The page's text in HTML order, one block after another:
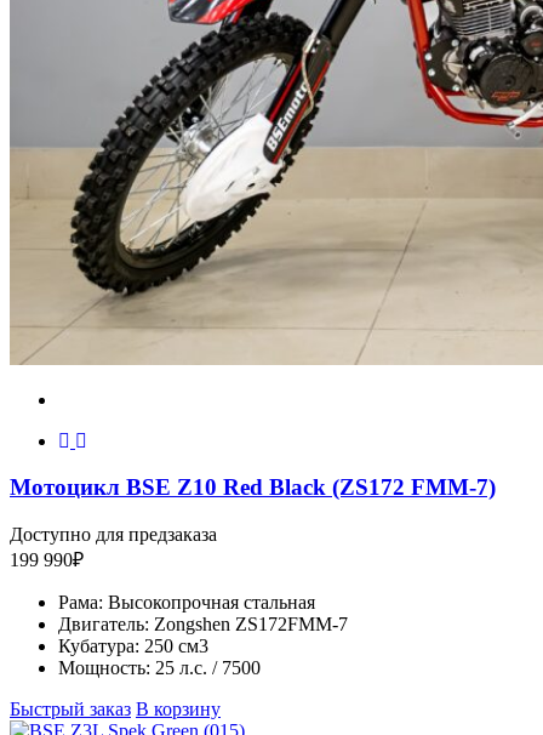
Мотоцикл BSE Z10 Red Black (ZS172 FMM-7)
Доступно для предзаказа
199 990₽
Рама: Высокопрочная стальная
Двигатель: Zongshen ZS172FMM-7
Кубатура: 250 см3
Мощность: 25 л.с. / 7500
Быстрый заказ В корзину